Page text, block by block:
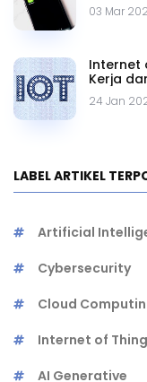
03 Mar
Internet
Kerja
24 Jan
LABEL ARTIKEL
Artificial
Cybersecurity
Cloud
Internet of
AI Generative